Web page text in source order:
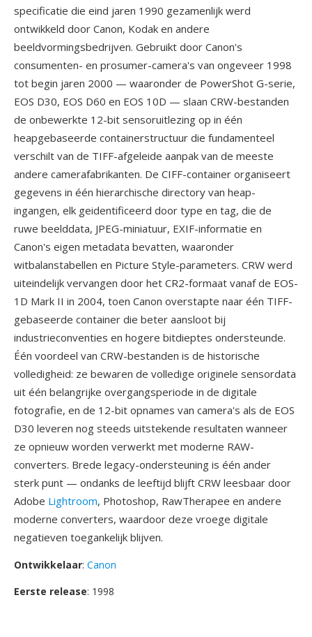
specificatie die eind jaren 1990 gezamenlijk werd
ontwikkeld door Canon, Kodak en andere
beeldvormingsbedrijven. Gebruikt door Canon's
consumenten- en prosumer-camera's van ongeveer 1998
tot begin jaren 2000 — waaronder de PowerShot G-serie,
EOS D30, EOS D60 en EOS 10D — slaan CRW-bestanden
de onbewerkte 12-bit sensoruitlezing op in één
heapgebaseerde containerstructuur die fundamenteel
verschilt van de TIFF-afgeleide aanpak van de meeste
andere camerafabrikanten. De CIFF-container organiseert
gegevens in één hierarchische directory van heap-
ingangen, elk geidentificeerd door type en tag, die de
ruwe beelddata, JPEG-miniatuur, EXIF-informatie en
Canon's eigen metadata bevatten, waaronder
witbalanstabellen en Picture Style-parameters. CRW werd
uiteindelijk vervangen door het CR2-formaat vanaf de EOS-
1D Mark II in 2004, toen Canon overstapte naar één TIFF-
gebaseerde container die beter aansloot bij
industrieconventies en hogere bitdieptes ondersteunde.
Één voordeel van CRW-bestanden is de historische
volledigheid: ze bewaren de volledige originele sensordata
uit één belangrijke overgangsperiode in de digitale
fotografie, en de 12-bit opnames van camera's als de EOS
D30 leveren nog steeds uitstekende resultaten wanneer
ze opnieuw worden verwerkt met moderne RAW-
converters. Brede legacy-ondersteuning is één ander
sterk punt — ondanks de leeftijd blijft CRW leesbaar door
Adobe Lightroom, Photoshop, RawTherapee en andere
moderne converters, waardoor deze vroege digitale
negatieven toegankelijk blijven.
Ontwikkelaar: Canon
Eerste release: 1998